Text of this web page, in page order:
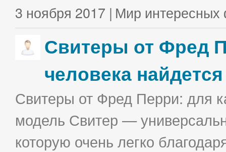
3 ноября 2017 | Мир интересных
Свитеры от Фред
человека
Свитеры от Фред Перри: для
модель Свитер —
которую очень легко